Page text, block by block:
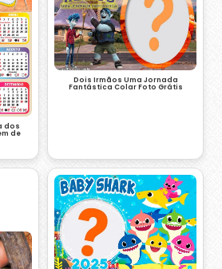
dos
de
Dois Irmãos Uma Jornada
Fantástica Colar Foto Grátis